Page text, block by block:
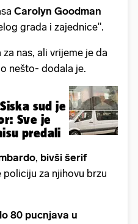
Carolyn Goodman
grada i zajednice".
nas, ali vrijeme je da
nešto- dodala je.
sud je
Sve je
predali
, bivši šerif
policiju za njihovu brzu
80 pucnjava u